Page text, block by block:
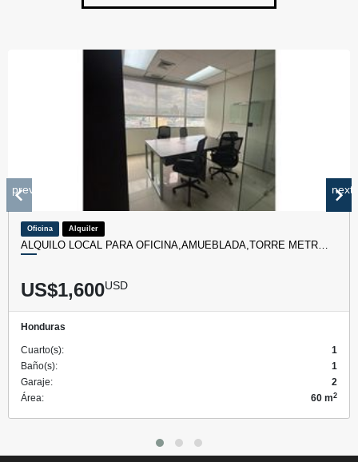
Oficina Alquiler
ALQUILO LOCAL PARA OFICINA,AMUEBLADA,TORRE METR…
US$1,600USD
Honduras
Cuarto(s):
1
Baño(s):
1
Garaje:
2
Área:
60 m2
prev next